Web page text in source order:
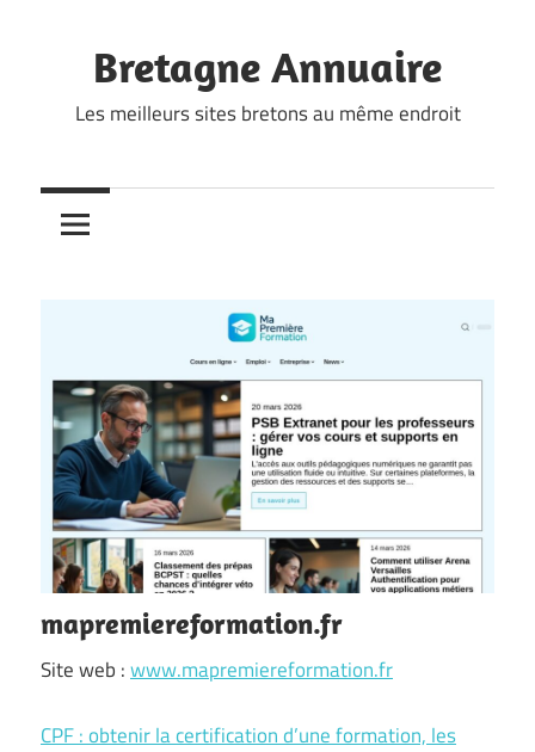
contentBretagne Annuaire
Les meilleurs sites bretons au même endroit
mapremiereformation.fr
Site web :www.mapremiereformation.fr
CPF : obtenir la certification d’une formation, les